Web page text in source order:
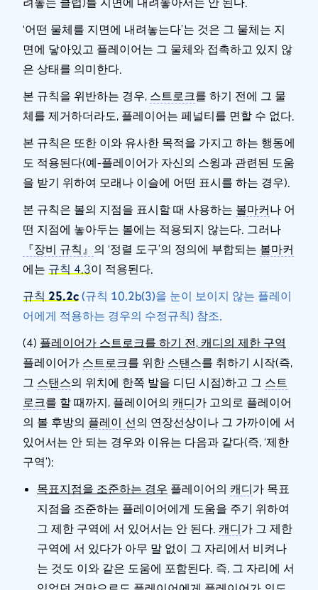
‘어떤 물체를 지면에 내려놓는다’는 것은 그 물체는 지
면에 닿아있고 플레이어는 그 물체와 접촉하고 있지 않
은 상태를 의미한다.
본 규칙을 위반하는 경우, 스트로크를 하기 전에 그 물
체를 제거하더라도, 플레이어는 페널티를 면할 수 없다.
본 규칙은 또한 이와 유사한 목적을 가지고 하는 행동에
도 적용된다(예-플레이어가 자신의 스윙과 관련된 도움
을 받기 위하여 모래나 이슬에 어떤 표시를 하는 경우).
본 규칙은 볼의 지점을 표시할 때 사용하는 볼마커나 어
떤 지점에 놓아두는 볼에는 적용되지 않는다. 그러나
『장비 규칙』 의 ‘정렬 도구’의 정의에 부합되는 볼마커
에는 규칙 4.3이 적용된다.
규칙 25.2c (규칙 10.2b(3)을 눈이 보이지 않는 플레이
어에게 적용하는 경우의 수정규칙) 참조.
(4) 플레이어가 스트로크를 하기 전, 캐디의 제한 구역
플레이어가 스트로크를 위한 스탠스를 취하기 시작(즉,
그 스탠스의 위치에 한쪽 발을 디딘 시점)하고 그 스트
로크를 할 때까지, 플레이어의 캐디가 고의로 플레이어
의 볼 후방의 플레이 선의 연장선상이나 그 가까이에 서
있어서는 안 되는 경우와 이유는 다음과 같다(즉, ‘제한
구역’):
목표지점을 조준하는 경우 플레이어의 캐디가 목표
지점을 조준하는 플레이어에게 도움을 주기 위하여
그 제한 구역에 서 있어서는 안 된다. 캐디가 그 제한
구역에 서 있다가 아무 말 없이 그 자리에서 비켜나
는 것도 이와 같은 도움에 포함된다. 즉, 그 자리에 서